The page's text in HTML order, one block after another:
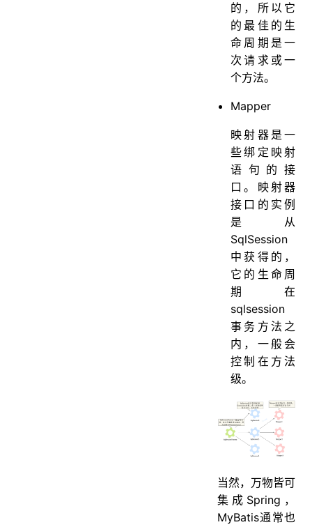
的，所以它
的最佳的生
命周期是一
次请求或一
个方法。
Mapper
映射器是一
些绑定映射
语句的接
口。映射器
接口的实例
是从
SqlSession
中获得的，
它的生命周
期在
sqlsession
事务方法之
内，一般会
控制在方法
级。
当然，万物皆可
集成Spring，
MyBatis通常也